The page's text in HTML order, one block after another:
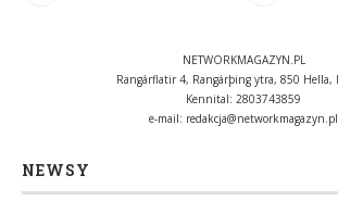
NETWORKMAGAZYN.PL
Rangárflatir 4, Rangárþing ytra, 850 Hella,
Kennital: 2803743859
e-mail: redakcja@networkmagazyn.pl
NEWSY